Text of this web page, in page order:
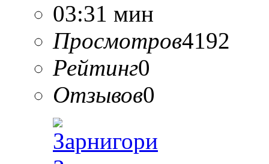
03:31 мин
Просмотров4192
Рейтинг0
Отзывов0